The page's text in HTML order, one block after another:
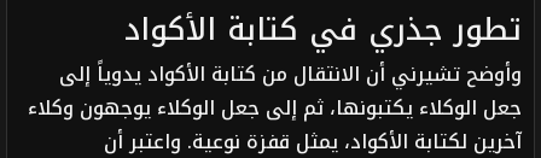
تطور جذري في كتابة الأكواد
وأوضح تشيرني أن الانتقال من كتابة الأكواد يدوياً إلى
جعل الوكلاء يكتبونها، ثم إلى جعل الوكلاء يوجهون وكلاء
آخرين لكتابة الأكواد، يمثل قفزة نوعية. واعتبر أن